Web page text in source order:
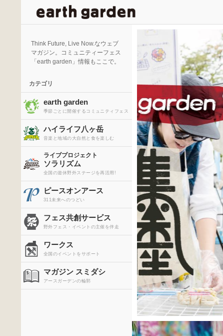
Think Future, Live Now.なウェブ
マガジン。コミュニティーフェス
「earth garden」情報もここで。
カテゴリ
earth garden
季節ごとに開催するコミュニティフェス
ハイライフ八ヶ岳
音楽と地域の大自然と食を楽しむ
ライブプロジェクト
ソラリズム
全国の遊休野外ステージを再活用!
ピースオンアース
311未来へのつどい
フェス共創サービス
野外フェス・イベントの主催を伴走
ワークス
全国のイベントをサポート
マガジン スミダシ
アースガーデンの輪郭